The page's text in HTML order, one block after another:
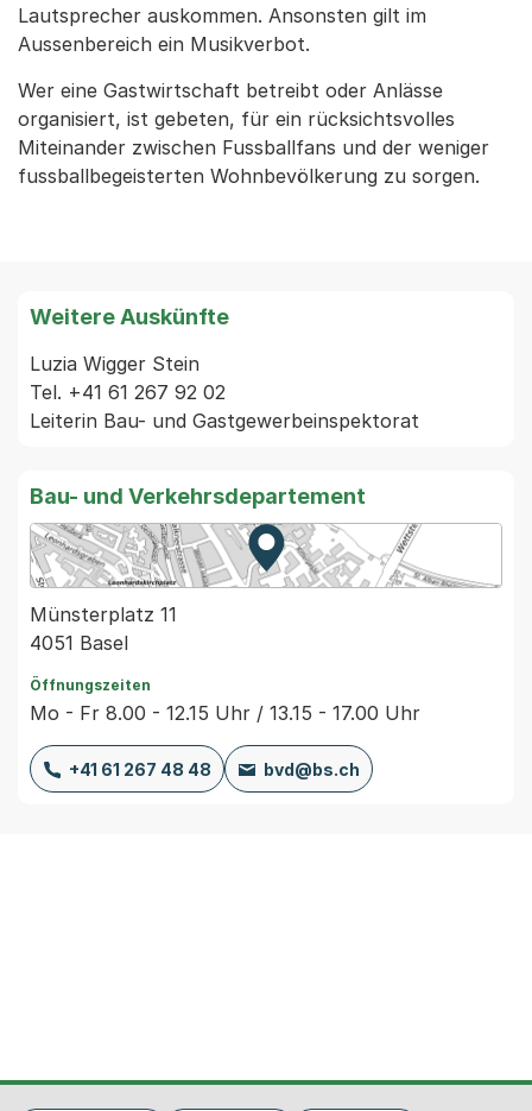
Lautsprecher auskommen. Ansonsten gilt im
Aussenbereich ein Musikverbot.
Wer eine Gastwirtschaft betreibt oder Anlässe
organisiert, ist gebeten, für ein rücksichtsvolles
Miteinander zwischen Fussballfans und der weniger
fussballbegeisterten Wohnbevölkerung zu sorgen.
Weitere Auskünfte
Luzia Wigger Stein
Tel. +41 61 267 92 02
Bau- und Verkehrsdepartement
Zur Karte von MapBS.
Externer Link, wird in einem
Münsterplatz 11
4051 Basel
Öffnungszeiten
Mo - Fr 8.00 - 12.15 Uhr / 13.15 - 17.00 Uhr
+41 61 267 48 48 bvd@bs.ch